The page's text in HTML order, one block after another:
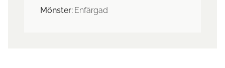
Mönster: Enfärgad